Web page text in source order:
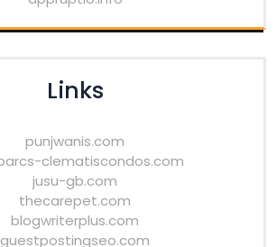
Links
punjwanis.com
clematiscondos.com
jusu-gb.com
thecarepet.com
blogwriterplus.com
guestpostingseo.com